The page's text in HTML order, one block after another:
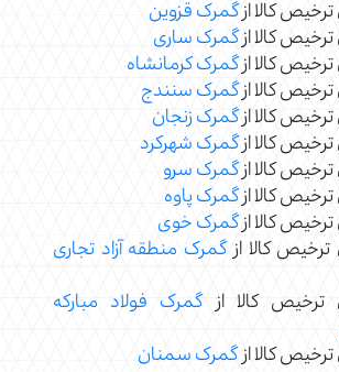
کالا ازگمرک قزوین
کالا ازگمرک ساری
کالا ازگمرک کرمانشاه
کالا ازگمرک سنندج
کالا ازگمرک زنجان
کالا ازگمرک شهرکرد
کالا ازگمرک سرو
کالا ازگمرک پاوه
کالا ازگمرک خوی
ترخیص کالا ازگمرک منطقه آزاد تجاری
ترخیص کالا ازگمرک فولاد مبارکه
کالا ازگمرک سمنان